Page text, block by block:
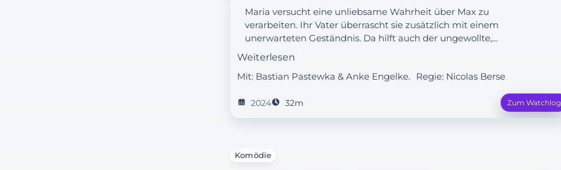
Maria versucht eine unliebsame Wahrheit über Max zu
verarbeiten. Ihr Vater überrascht sie zusätzlich mit einem
unerwarteten Geständnis. Da hilft auch der ungewollte,
psychologischen Rat von Hundetrainer Hakan nichts. Und
sein komplettes Leben verändert – er versammelt die ganze
Weiterlesen
Mit: Bastian Pastewka & Anke Engelke. Regie: Nicolas Berse
2024 32m Zum Watchlog
Komödie